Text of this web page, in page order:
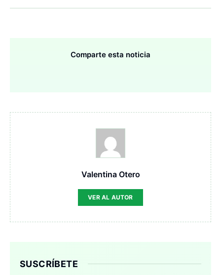
Comparte esta noticia
Valentina Otero
VER AL AUTOR
SUSCRÍBETE